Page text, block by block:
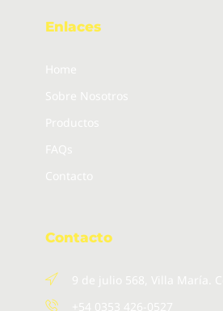
Enlaces
Home
Sobre Nosotros
Productos
FAQs
Contacto
Contacto
9 de julio 568, Villa María.
+54 0353 426-0527